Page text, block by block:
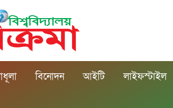
বিনোদন আইটি লাইফস্টাইল